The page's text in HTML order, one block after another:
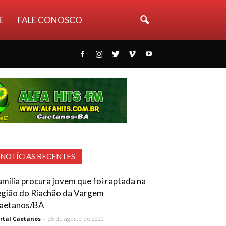
FALE CONOSCO
NOTÍCIAS RECENTES
procura jovem que foi raptada na
do Riachão da Vargem
BA
Caetanos - 25 de agosto de 2020